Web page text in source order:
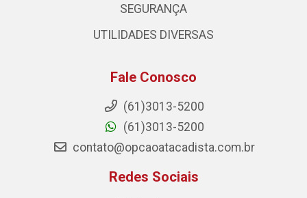
SEGURANÇA
UTILIDADES DIVERSAS
Fale Conosco
(61)3013-5200
(61)3013-5200
contato@opcaoatacadista.com.br
Redes Sociais